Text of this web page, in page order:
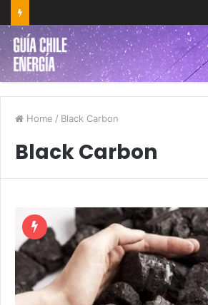
Home / Black Carbon
Black Carbon